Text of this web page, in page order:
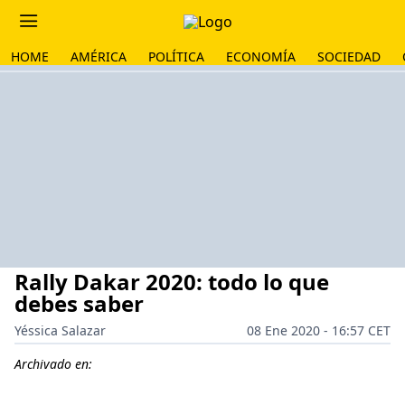
HOME AMÉRICA POLÍTICA ECONOMÍA SOCIEDAD
Rally Dakar 2020: todo lo que
debes saber
Yéssica Salazar
08 Ene 2020 - 16:57 CET
Archivado en: